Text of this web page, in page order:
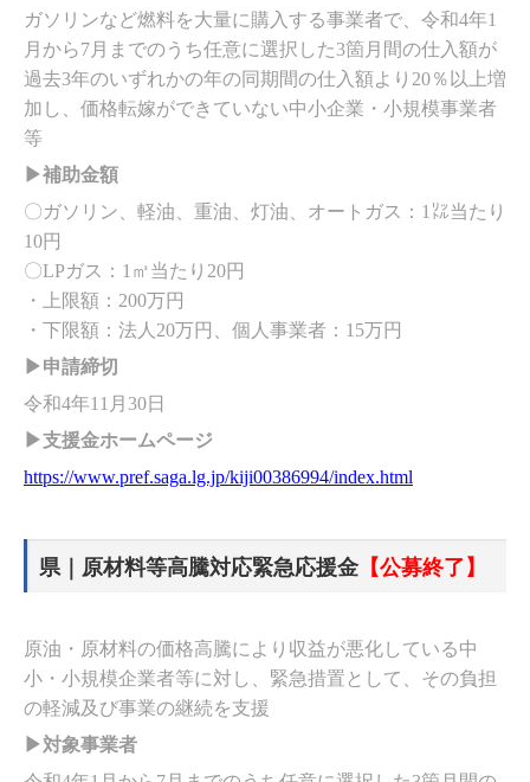
ガソリンなど燃料を大量に購入する事業者で、令和4年1
月から7月までのうち任意に選択した3箇月間の仕入額が
過去3年のいずれかの年の同期間の仕入額より20％以上増
加し、価格転嫁ができていない中小企業・小規模事業者
等
▶補助金額
〇ガソリン、軽油、重油、灯油、オートガス：1㍑当たり
10円
〇LPガス：1㎥当たり20円
・上限額：200万円
・下限額：法人20万円、個人事業者：15万円
▶申請締切
令和4年11月30日
▶支援金ホームページ
https://www.pref.saga.lg.jp/kiji00386994/index.html
県｜原材料等高騰対応緊急応援金 【公募終了】
原油・原材料の価格高騰により収益が悪化している中
小・小規模企業者等に対し、緊急措置として、その負担
の軽減及び事業の継続を支援
▶対象事業者